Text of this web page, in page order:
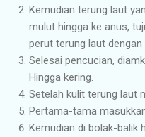
Kemudian terung laut
mulut hingga ke anus,
perut terung laut
Selesai pencucian,
Hingga kering.
Setelah kulit terung laut
Pertama-tama
Kemudian di bolak-balik